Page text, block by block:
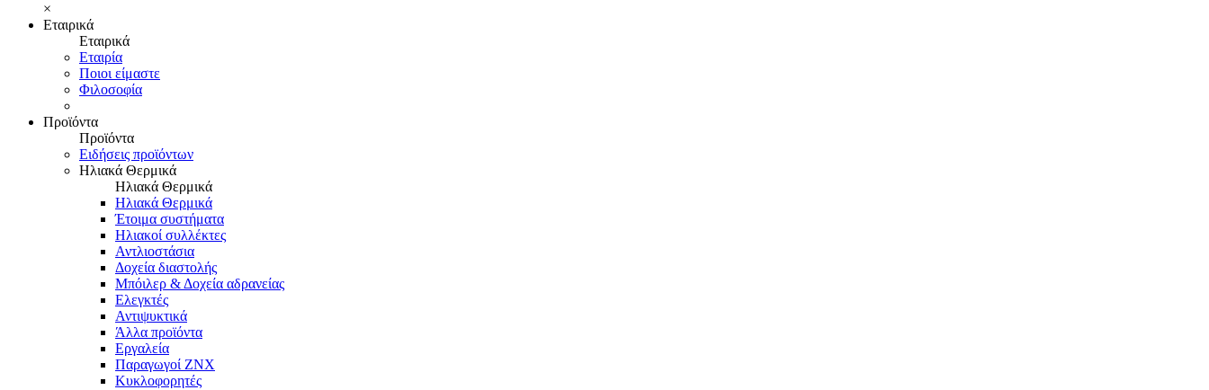
×
Εταιρικά
Εταιρικά
Εταιρία
Ποιοι είμαστε
Φιλοσοφία
Προϊόντα
Προϊόντα
Ειδήσεις προϊόντων
Ηλιακά Θερμικά
Ηλιακά Θερμικά
Ηλιακά Θερμικά
Έτοιμα συστήματα
Ηλιακοί συλλέκτες
Αντλιοστάσια
Δοχεία διαστολής
Μπόιλερ & Δοχεία αδρανείας
Ελεγκτές
Αντιψυκτικά
Άλλα προϊόντα
Εργαλεία
Παραγωγοί ΖΝΧ
Κυκλοφορητές